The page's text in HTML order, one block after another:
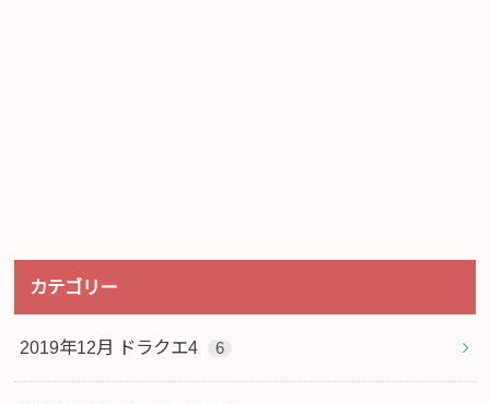
カテゴリー
2019年12月 ドラクエ4 6